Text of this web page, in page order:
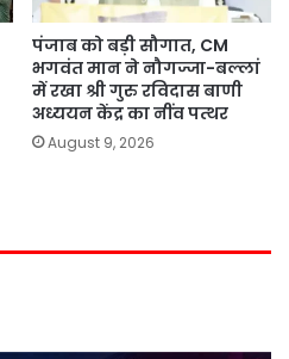
पंजाब को बड़ी सौगात, CM
भगवंत मान ने नौगज्जा-बल्लां
में रखा श्री गुरु रविदास बाणी
अध्ययन केंद्र का नींव पत्थर
August 9, 2026